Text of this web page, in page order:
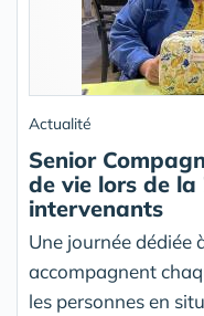
Actualité
Senior
de vie lors de la
intervenants
Une journée dédiée
accompagnent
les personnes en